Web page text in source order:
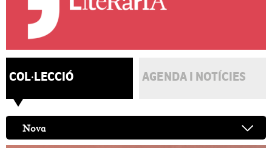
COL·LECCIÓ AGENDA I NOTÍCIES
Nova